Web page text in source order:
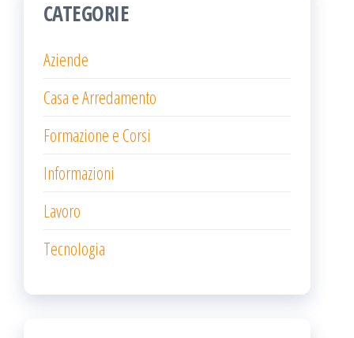
CATEGORIE
Aziende
Casa e Arredamento
Formazione e Corsi
Informazioni
Lavoro
Tecnologia